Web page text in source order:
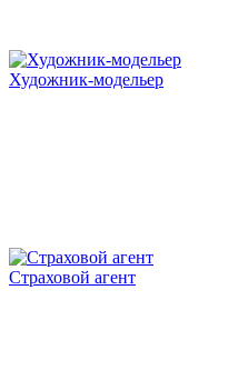
Художник-модельер
Страховой агент